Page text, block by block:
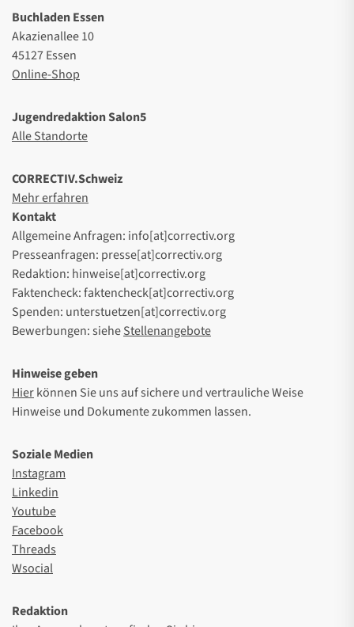
Buchladen Essen
Akazienallee 10
45127 Essen
Online-Shop
Jugendredaktion Salon5
Alle Standorte
CORRECTIV.Schweiz
Mehr erfahren
Kontakt
Allgemeine Anfragen: info[at]correctiv.org
Presseanfragen: presse[at]correctiv.org
Redaktion: hinweise[at]correctiv.org
Faktencheck: faktencheck[at]correctiv.org
Spenden: unterstuetzen[at]correctiv.org
Bewerbungen: sieheStellenangebote
Hinweise geben
Hierkönnen Sie uns auf sichere und vertrauliche Weise
Hinweise und Dokumente zukommen lassen.
Soziale Medien
Instagram
Linkedin
Youtube
Facebook
Threads
Wsocial
Redaktion